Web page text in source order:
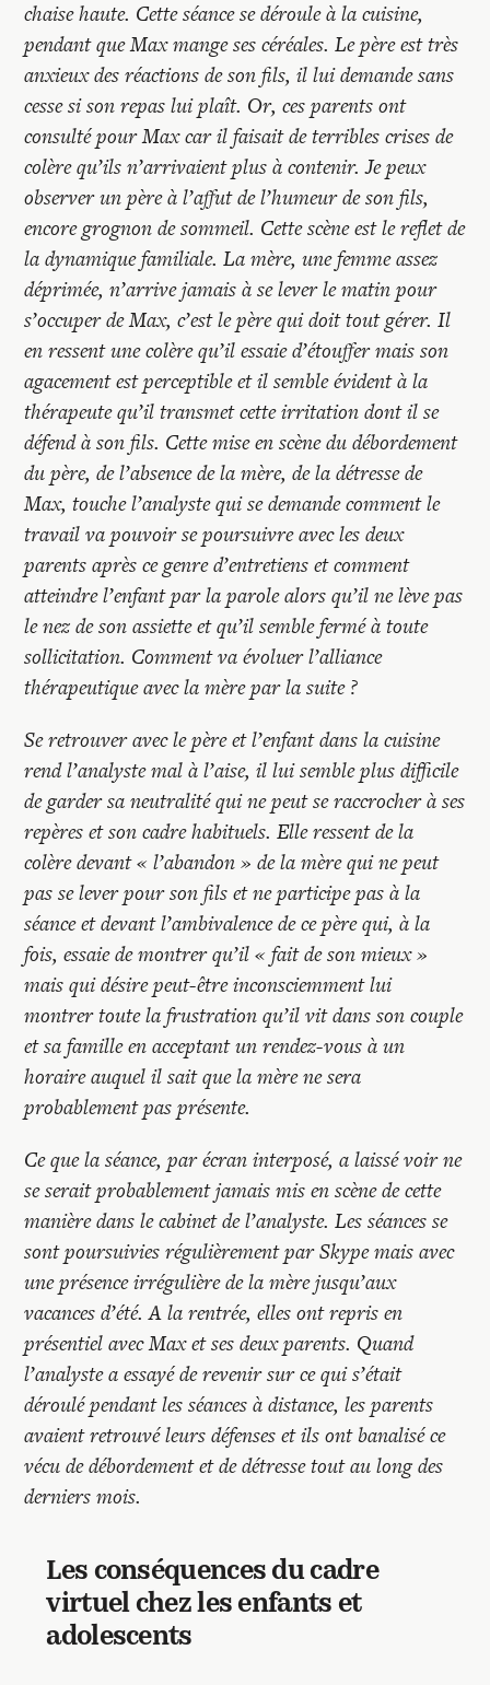
chaise haute. Cette séance se déroule à la cuisine,
pendant que Max mange ses céréales. Le père est très
anxieux des réactions de son fils, il lui demande sans
cesse si son repas lui plaît. Or, ces parents ont
consulté pour Max car il faisait de terribles crises de
colère qu’ils n’arrivaient plus à contenir. Je peux
observer un père à l’affut de l’humeur de son fils,
encore grognon de sommeil. Cette scène est le reflet de
la dynamique familiale. La mère, une femme assez
déprimée, n’arrive jamais à se lever le matin pour
s’occuper de Max, c’est le père qui doit tout gérer. Il
en ressent une colère qu’il essaie d’étouffer mais son
agacement est perceptible et il semble évident à la
thérapeute qu’il transmet cette irritation dont il se
défend à son fils. Cette mise en scène du débordement
du père, de l’absence de la mère, de la détresse de
Max, touche l’analyste qui se demande comment le
travail va pouvoir se poursuivre avec les deux
parents après ce genre d’entretiens et comment
atteindre l’enfant par la parole alors qu’il ne lève pas
le nez de son assiette et qu’il semble fermé à toute
sollicitation. Comment va évoluer l’alliance
thérapeutique avec la mère par la suite ?
Se retrouver avec le père et l’enfant dans la cuisine
rend l’analyste mal à l’aise, il lui semble plus difficile
de garder sa neutralité qui ne peut se raccrocher à ses
repères et son cadre habituels. Elle ressent de la
colère devant « l’abandon » de la mère qui ne peut
pas se lever pour son fils et ne participe pas à la
séance et devant l’ambivalence de ce père qui, à la
fois, essaie de montrer qu’il « fait de son mieux »
mais qui désire peut-être inconsciemment lui
montrer toute la frustration qu’il vit dans son couple
et sa famille en acceptant un rendez-vous à un
horaire auquel il sait que la mère ne sera
probablement pas présente.
Ce que la séance, par écran interposé, a laissé voir ne
se serait probablement jamais mis en scène de cette
manière dans le cabinet de l’analyste. Les séances se
sont poursuivies régulièrement par Skype mais avec
une présence irrégulière de la mère jusqu’aux
vacances d’été. A la rentrée, elles ont repris en
présentiel avec Max et ses deux parents. Quand
l’analyste a essayé de revenir sur ce qui s’était
déroulé pendant les séances à distance, les parents
avaient retrouvé leurs défenses et ils ont banalisé ce
vécu de débordement et de détresse tout au long des
derniers mois.
Les conséquences du cadre
virtuel chez les enfants et
adolescents